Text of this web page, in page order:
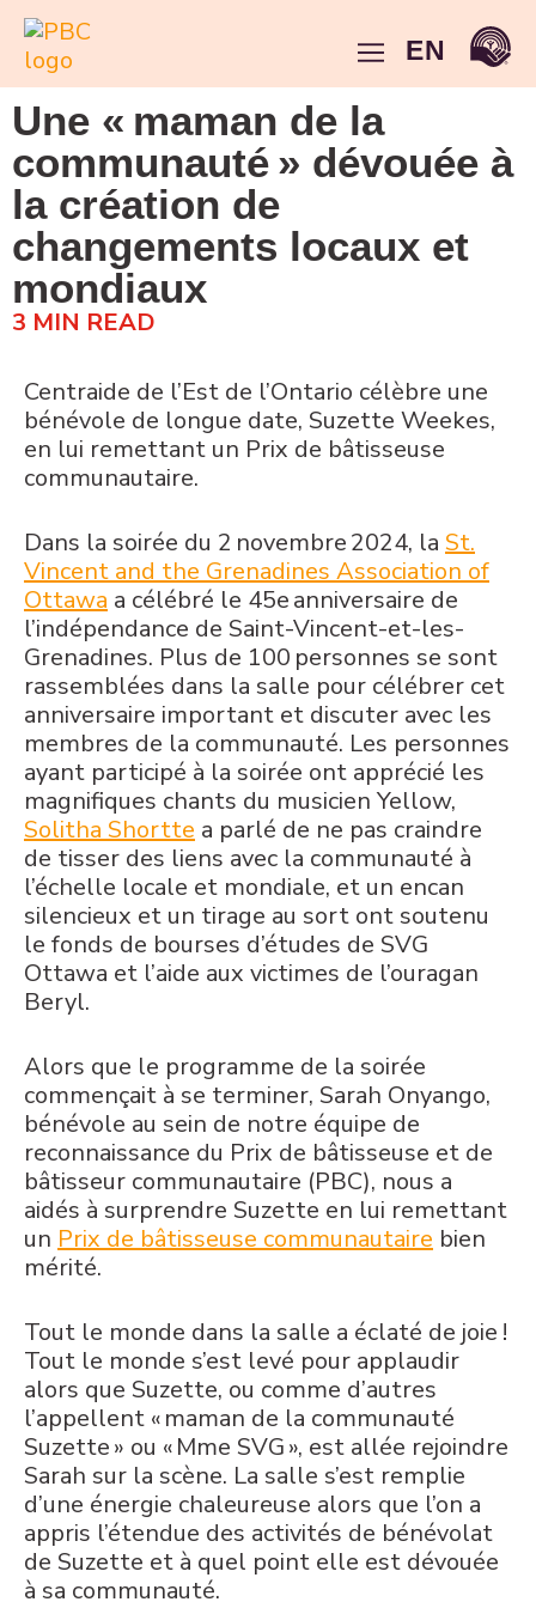
EN
Une « maman de la
communauté » dévouée à
la création de
changements locaux et
mondiaux
3 MIN READ
Centraide de l’Est de l’Ontario célèbre une
bénévole de longue date, Suzette Weekes,
en lui remettant un Prix de bâtisseuse
communautaire.
Dans la soirée du 2 novembre 2024, la St.
Vincent and the Grenadines Association of
Ottawa a célébré le 45eanniversaire de
l’indépendance de Saint-Vincent-et-les-
Grenadines. Plus de 100 personnes se sont
rassemblées dans la salle pour célébrer cet
anniversaire important et discuter avec les
membres de la communauté. Les personnes
ayant participé à la soirée ont apprécié les
magnifiques chants du musicien Yellow,
Solitha Shortte a parlé de ne pas craindre
de tisser des liens avec la communauté à
l’échelle locale et mondiale, et un encan
silencieux et un tirage au sort ont soutenu
le fonds de bourses d’études de SVG
Ottawa et l’aide aux victimes de l’ouragan
Beryl.
Alors que le programme de la soirée
commençait à se terminer, Sarah Onyango,
bénévole au sein de notre équipe de
reconnaissance du Prix de bâtisseuse et de
bâtisseur communautaire (PBC), nous a
aidés à surprendre Suzette en lui remettant
un Prix de bâtisseuse communautaire bien
mérité.
Tout le monde dans la salle a éclaté de joie !
Tout le monde s’est levé pour applaudir
alors que Suzette, ou comme d’autres
l’appellent « maman de la communauté
Suzette » ou « Mme SVG », est allée rejoindre
Sarah sur la scène. La salle s’est remplie
d’une énergie chaleureuse alors que l’on a
appris l’étendue des activités de bénévolat
de Suzette et à quel point elle est dévouée
à sa communauté.